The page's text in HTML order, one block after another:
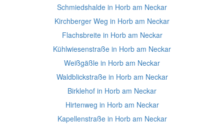
Schmiedshalde in Horb am Neckar
Kirchberger Weg in Horb am Neckar
Flachsbreite in Horb am Neckar
Kühlwiesenstraße in Horb am Neckar
Weißgäßle in Horb am Neckar
Waldblickstraße in Horb am Neckar
Birklehof in Horb am Neckar
Hirtenweg in Horb am Neckar
Kapellenstraße in Horb am Neckar